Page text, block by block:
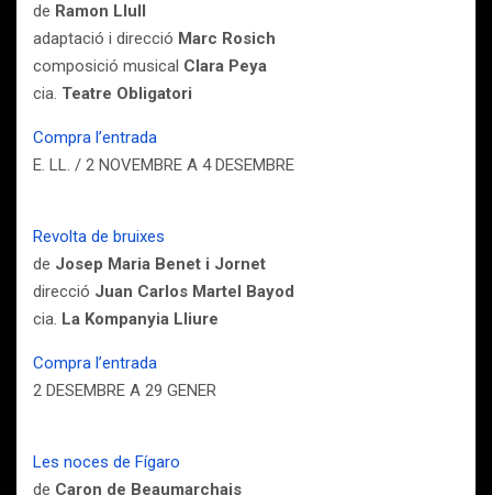
de Ramon Llull
adaptació i direcció Marc Rosich
composició musical Clara Peya
cia. Teatre Obligatori
Compra l’entrada
E. LL. / 2 NOVEMBRE A 4 DESEMBRE
Revolta de bruixes
de Josep Maria Benet i Jornet
direcció Juan Carlos Martel Bayod
cia. La Kompanyia Lliure
Compra l’entrada
2 DESEMBRE A 29 GENER
Les noces de Fígaro
de Caron de Beaumarchais